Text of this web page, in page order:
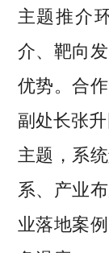
主题推介
介、靶向
优势。合
副处长张
主题，系
系、产业
业落地案